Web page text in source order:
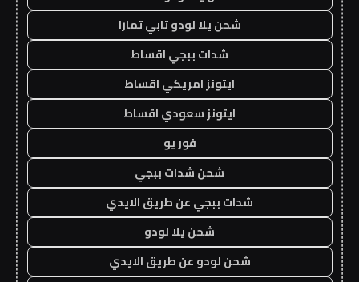
شحن يلا لودو تابي تمارا
شدات ببجي اقساط
ايتونز امريكي اقساط
ايتونز سعودي اقساط
فور يو
شحن شدات ببجي
شدات ببجي عن طريق الايدي
شحن يلا لودو
شحن لودو عن طريق الايدي